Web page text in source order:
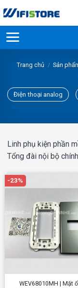
to
Trang chủ / Sản
Điện thoại analog
Linh phụ kiện phần
Tổng đài nội bộ
-23%
WEV68010MH | Mặt